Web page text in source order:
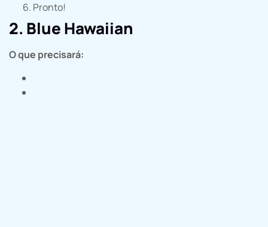
Pronto!
2. Blue Hawaiian
O que precisará: